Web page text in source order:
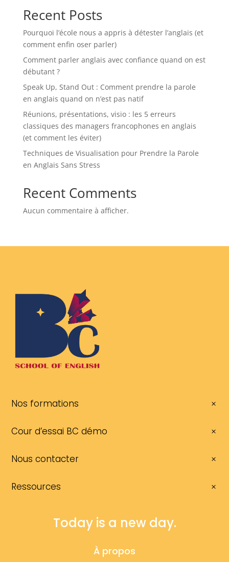
Recent Posts
Pourquoi l’école nous a appris à détester l’anglais (et
comment enfin oser parler)
Comment parler anglais avec confiance quand on est
débutant ?
Speak Up, Stand Out : Comment prendre la parole
en anglais quand on n’est pas natif
Réunions, présentations, visio : les 5 erreurs
classiques des managers francophones en anglais
(et comment les éviter)
Techniques de Visualisation pour Prendre la Parole
en Anglais Sans Stress
Recent Comments
Aucun commentaire à afficher.
Nos formations
Cour d’essai BC démo
Nous contacter
Ressources
Today is a new day.
À propos